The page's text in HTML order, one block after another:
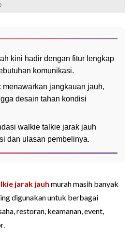
kini hadir dengan fitur lengkap
komunikasi.
menawarkan jangkauan jauh,
desain tahan kondisi
walkie talkie jarak jauh
dan ulasan pembelinya.
jarak jauh murah masih banyak
digunakan untuk berbagai
restoran, keamanan, event,